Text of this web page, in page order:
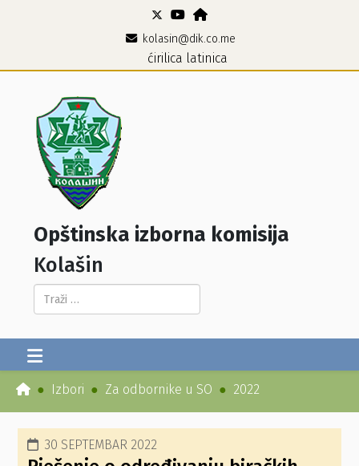
kolasin@dik.co.me
ćirilica latinica
Opštinska izborna komisija
Kolašin
Pretraga...
Izbori Za odbornike u SO 2022
30 SEPTEMBAR 2022